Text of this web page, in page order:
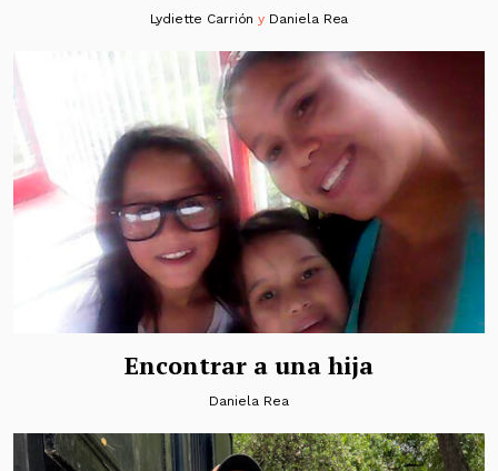
Lydiette Carrión y Daniela Rea
Encontrar a una hija
Daniela Rea